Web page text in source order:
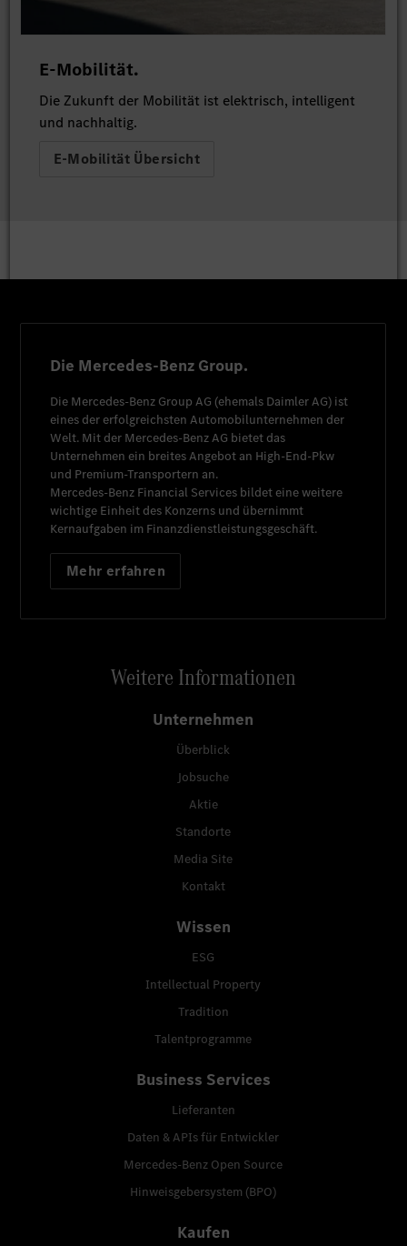
E-Mobilität.
Die Zukunft der Mobilität ist elektrisch, intelligent
und nachhaltig.
E-Mobilität Übersicht
Die Mercedes-Benz Group.
Die Mercedes-Benz Group AG (ehemals Daimler AG) ist
eines der erfolgreichsten Automobilunternehmen der
Welt. Mit der Mercedes-Benz AG bietet das
Unternehmen ein breites Angebot an High-End-Pkw
und Premium-Transportern an.
Mercedes-Benz Financial Services bildet eine weitere
wichtige Einheit des Konzerns und übernimmt
Kernaufgaben im Finanzdienstleistungsgeschäft.
Mehr erfahren
Weitere Informationen
Unternehmen
Überblick
Jobsuche
Aktie
Standorte
Media Site
Kontakt
Wissen
ESG
Intellectual Property
Tradition
Talentprogramme
Business Services
Lieferanten
Daten & APIs für Entwickler
Mercedes-Benz Open Source
Hinweisgebersystem (BPO)
Kaufen